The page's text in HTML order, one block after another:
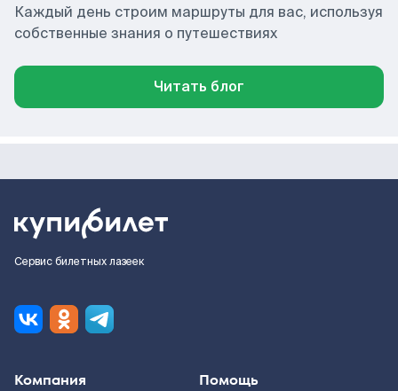
Каждый день строим маршруты для вас, используя
собственные знания о путешествиях
Читать блог
Сервис билетных лазеек
Компания Помощь